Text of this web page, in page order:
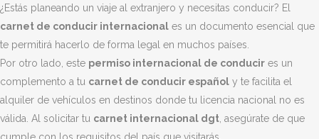
¿Estás planeando un viaje al extranjero y necesitas conducir? El
carnet de conducir internacional es un documento esencial que
te permitirá hacerlo de forma legal en muchos países.
Por otro lado, este permiso internacional de conducir es un
complemento a tu carnet de conducir español y te facilita el
alquiler de vehículos en destinos donde tu licencia nacional no es
válida. Al solicitar tu carnet internacional dgt, asegúrate de que